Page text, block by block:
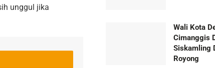
unggul jika
Wali Kota
Cimanggis
Siskamling
Royong